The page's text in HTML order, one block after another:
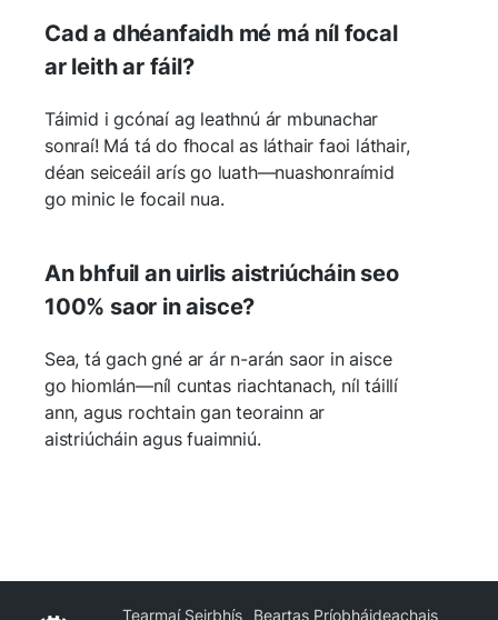
Cad a dhéanfaidh mé má níl focal
ar leith ar fáil?
Táimid i gcónaí ag leathnú ár mbunachar
sonraí! Má tá do fhocal as láthair faoi láthair,
déan seiceáil arís go luath—nuashonraímid
go minic le focail nua.
An bhfuil an uirlis aistriúcháin seo
100% saor in aisce?
Sea, tá gach gné ar ár n-arán saor in aisce
go hiomlán—níl cuntas riachtanach, níl táillí
ann, agus rochtain gan teorainn ar
aistriúcháin agus fuaimniú.
Tearmaí Seirbhís Beartas Príobháideachais